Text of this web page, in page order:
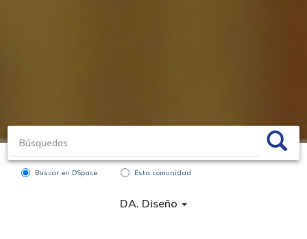
Buscar en DSpace Esta comunidad
DA. Diseño